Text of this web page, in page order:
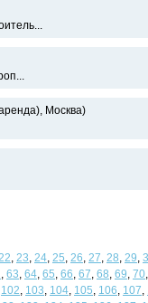
Москва)
, 23, 24, 25, 26, 27, 28, 29,
, 63, 64, 65, 66, 67, 68, 69, 70,
102, 103, 104, 105, 106, 107,